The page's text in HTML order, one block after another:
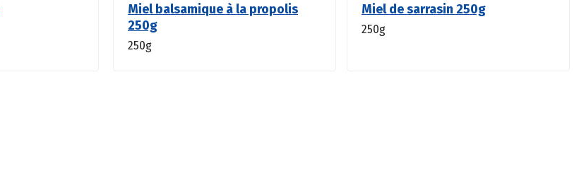
Miel balsamique à la propolis
250g
250g
Miel de sarrasin 250g
250g